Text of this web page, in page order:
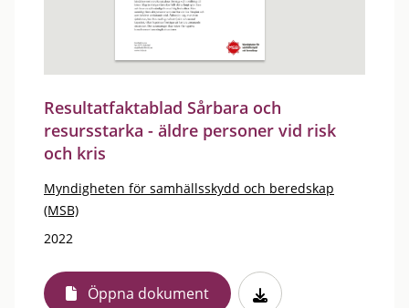
Resultatfaktablad Sårbara och
resursstarka - äldre personer vid risk
och kris
Myndigheten för samhällsskydd och beredskap
(MSB)
2022
Öppna dokument